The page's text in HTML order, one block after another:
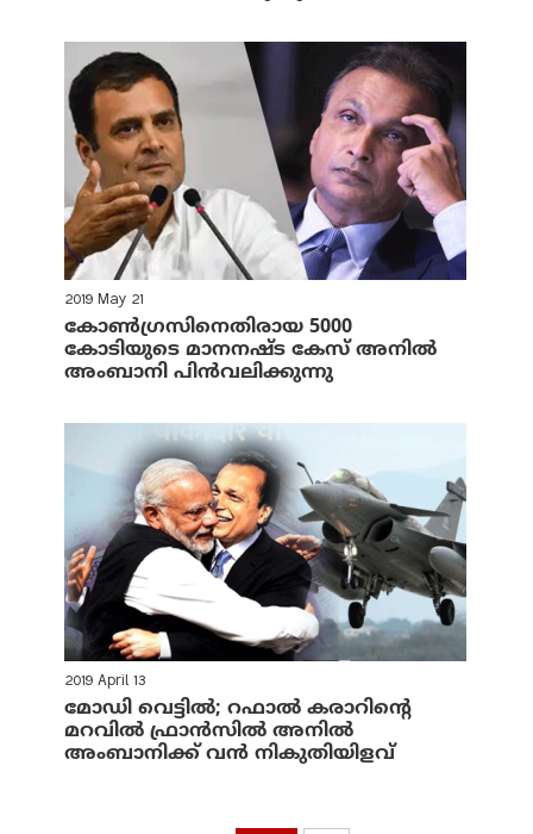
2019 May 21
കോണ്‍ഗ്രസിനെതിരായ 5000
കോടിയുടെ മാനനഷ്ട കേസ് അനില്‍
അംബാനി പിന്‍വലിക്കുന്നു
2019 April 13
മോഡി വെട്ടില്‍; റഫാല്‍ കരാറിന്റെ
മറവില്‍ ഫ്രാന്‍സില്‍ അനില്‍
അംബാനിക്ക് വന്‍ നികുതിയിളവ്